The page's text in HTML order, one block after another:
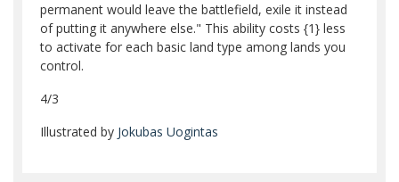
permanent would leave the battlefield, exile it instead
of putting it anywhere else." This ability costs {1} less
to activate for each basic land type among lands you
control.
4/3
Illustrated by Jokubas Uogintas